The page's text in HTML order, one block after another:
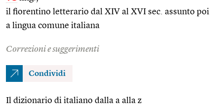
il fiorentino letterario dal XIV al XVI sec. assunto poi
a lingua comune italiana
Correzioni e suggerimenti
Condividi
Il dizionario di italiano dalla a alla z